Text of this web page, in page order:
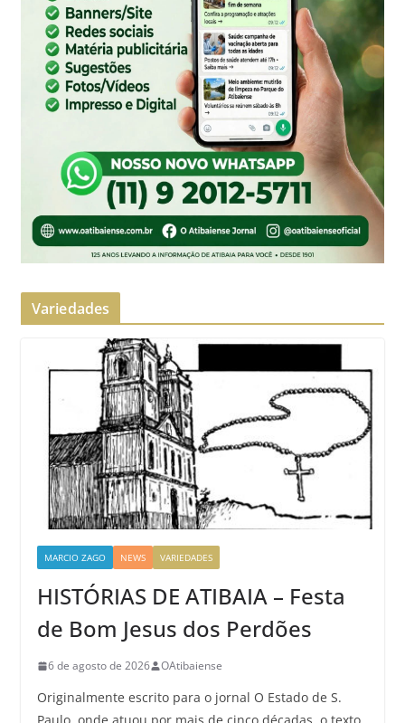
Variedades
MARCIO ZAGO NEWS VARIEDADES
HISTÓRIAS DE ATIBAIA – Festa
de Bom Jesus dos Perdões
6 de agosto de 2026 OAtibaiense
Originalmente escrito para o jornal O Estado de S.